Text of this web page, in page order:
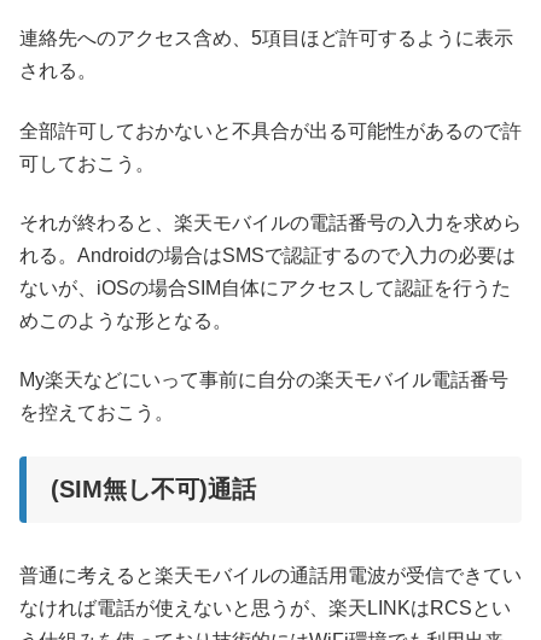
連絡先へのアクセス含め、5項目ほど許可するように表示
される。
全部許可しておかないと不具合が出る可能性があるので許
可しておこう。
それが終わると、楽天モバイルの電話番号の入力を求めら
れる。Androidの場合はSMSで認証するので入力の必要は
ないが、iOSの場合SIM自体にアクセスして認証を行うた
めこのような形となる。
My楽天などにいって事前に自分の楽天モバイル電話番号
を控えておこう。
(SIM無し不可)通話
普通に考えると楽天モバイルの通話用電波が受信できてい
なければ電話が使えないと思うが、楽天LINKはRCSとい